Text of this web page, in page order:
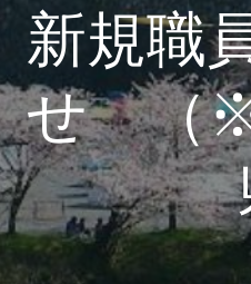
新規職
せ （※